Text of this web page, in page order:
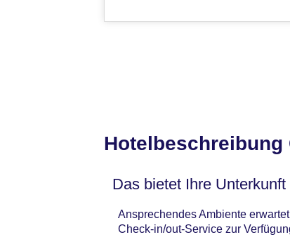
Hotelbeschreibung
Das bietet Ihre Unterkunft
Ansprechendes Ambiente
Check-in/out-Service zur